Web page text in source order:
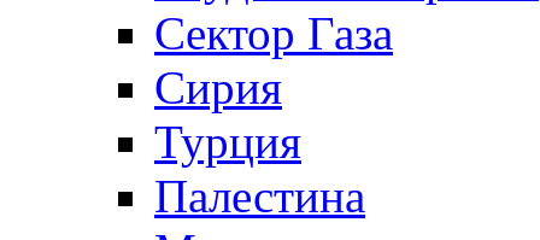
Сектор Газа
Сирия
Турция
Палестина